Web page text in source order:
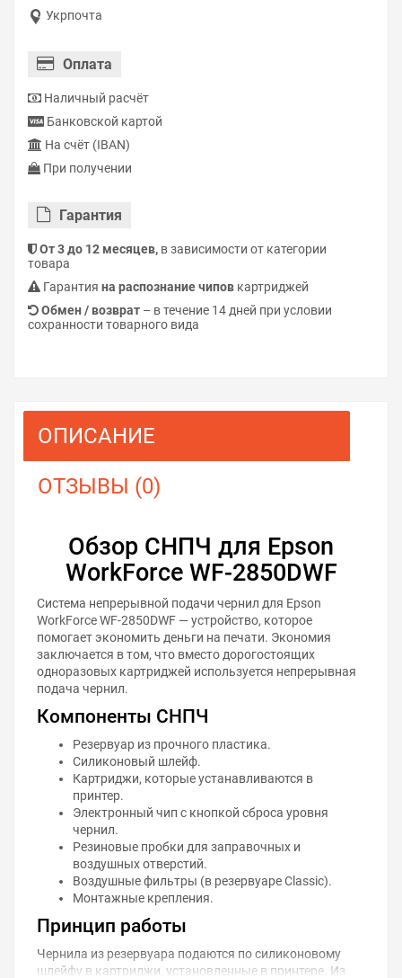
Укрпочта
Оплата
Наличный расчёт
Банковской картой
На счёт (IBAN)
При получении
Гарантия
От 3 до 12 месяцев, в зависимости от категории
товара
Гарантия на распознание чипов картриджей
Обмен / возврат – в течение 14 дней при условии
сохранности товарного вида
ОПИСАНИЕ
ОТЗЫВЫ (0)
Обзор СНПЧ для Epson
WorkForce WF-2850DWF
Система непрерывной подачи чернил для Epson
WorkForce WF-2850DWF — устройство, которое
помогает экономить деньги на печати. Экономия
заключается в том, что вместо дорогостоящих
одноразовых картриджей используется непрерывная
подача чернил.
Компоненты СНПЧ
Резервуар из прочного пластика.
Силиконовый шлейф.
Картриджи, которые устанавливаются в
принтер.
Электронный чип с кнопкой сброса уровня
чернил.
Резиновые пробки для заправочных и
воздушных отверстий.
Воздушные фильтры (в резервуаре Classic).
Монтажные крепления.
Принцип работы
Чернила из резервуара подаются по силиконовому
шлейфу в картриджи, установленные в принтере. Из